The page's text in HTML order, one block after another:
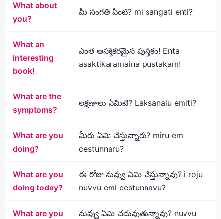
What about
you?
మీ సంగతి ఏంటి? mi sangati enti?
What an
interesting
book!
ఎంత ఆసక్తికరమైన పుస్తకం! Enta
asaktikaramaina pustakam!
What are the
symptoms?
లక్షణాలు ఏమిటి? Laksanalu emiti?
What are you
doing?
మీరు ఏమి చేస్తున్నారు? miru emi
cestunnaru?
What are you
doing today?
ఈ రోజు నువ్వు ఏమి చేస్తున్నావు? i roju
nuvvu emi cestunnavu?
What are you
నువ్వు ఏమి చదువుతున్నావు? nuvvu